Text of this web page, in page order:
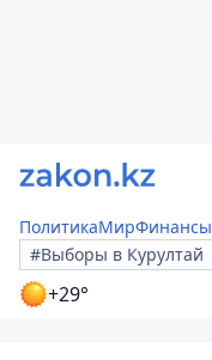
ПолитикаМирФинансы
#Выборы в Курултай
+29°